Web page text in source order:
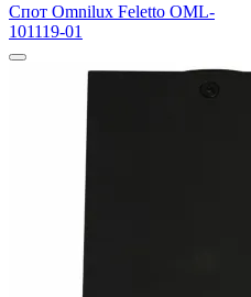
Спот Omnilux Feletto OML-
101119-01